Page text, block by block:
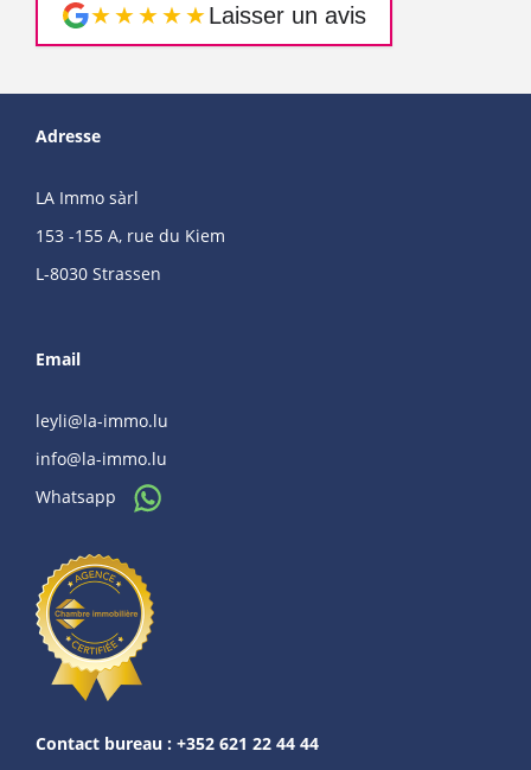
★★★★★Laisser un avis
Adresse
LA Immo sàrl
153 -155 A, rue du Kiem
L-8030 Strassen
Email
leyli@la-immo.lu
info@la-immo.lu
Whatsapp
Contact bureau : +352 621 22 44 44